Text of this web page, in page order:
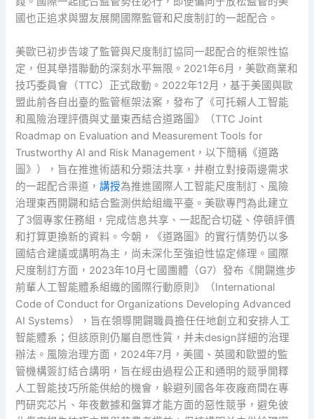
國也正追求與盟友展開國際監管和尺度制訂的一起配合。
美歐已初步告竣了監管與尺度制訂協同一起配合的框架性協
定，但其舉措聯動的深刻水平無限。2021年6月，美歐商業和
技巧委員會（TTC）正式啟動。2022年12月，基于美國與歐
盟此前各自出臺的監管框架法案，發布了《可托賴人工智能
和風險治理評價與丈量東西結合道路圖》（TTC Joint
Roadmap on Evaluation and Measurement Tools for
Trustworthy AI and Risk Management，以下簡稱《道路
圖》），旨在推進術語和分類法共享，并樹立對接兩邊需求
的一起配合渠道，講授為推進國際人工智能尺度制訂、風險
治理東西開闢和結合監測供給組織平臺。美歐專門為此建立
了3個專家任務組，完成信息共享、一起配合切磋、停頓評價
和打算更換新的資料。今朝，《道路圖》的實行情勢仍以多
國結合建議或講明為主，尚未深化至強迫性協定條理。國際
尺度制訂方面，2023年10月七國團體（G7）發布《開闢進步
前輩人工智能體系組織的國際行動原則》（International
Code of Conduct for Organizations Developing Advanced
AI Systems），旨在領導開闢職員擔任任地創立和安排人工
智能體系；但該原則仍屬自愿性質，并未design詳細的治理
辦法。風險治理方面，2024年7月，美國、英國和歐盟的監
管機構簽訂結合講明，旨在經由過程公正和通明的競爭開釋
人工智能技巧所能供給的機會，躲避列國各年夜廠商間在專
門研究芯片、年夜數據和盤算才能方面的惡性競爭，避免彼